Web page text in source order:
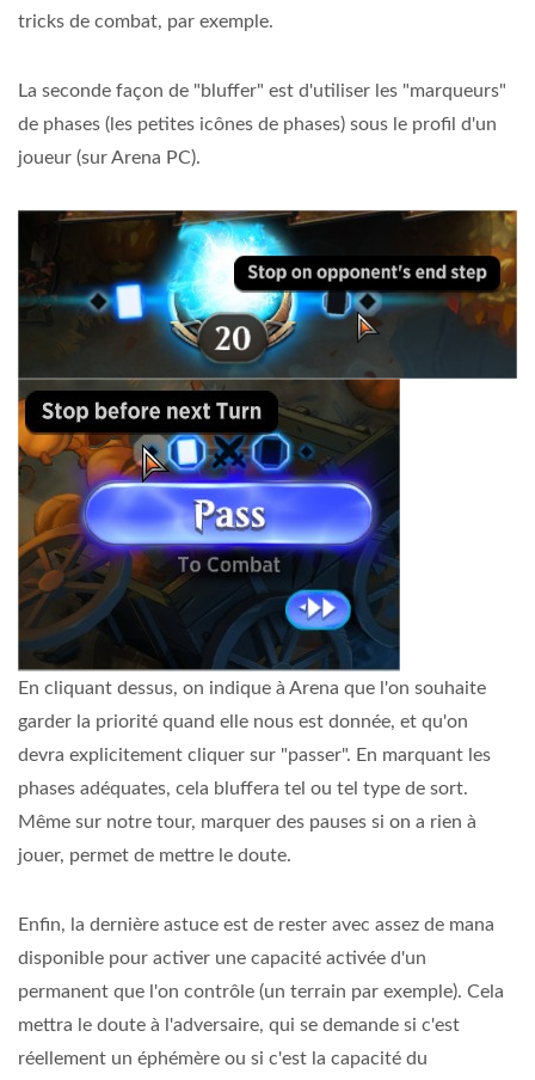
tricks de combat, par exemple.
La seconde façon de "bluffer" est d'utiliser les "marqueurs"
de phases (les petites icônes de phases) sous le profil d'un
joueur (sur Arena PC).
En cliquant dessus, on indique à Arena que l'on souhaite
garder la priorité quand elle nous est donnée, et qu'on
devra explicitement cliquer sur "passer". En marquant les
phases adéquates, cela bluffera tel ou tel type de sort.
Même sur notre tour, marquer des pauses si on a rien à
jouer, permet de mettre le doute.
Enfin, la dernière astuce est de rester avec assez de mana
disponible pour activer une capacité activée d'un
permanent que l'on contrôle (un terrain par exemple). Cela
mettra le doute à l'adversaire, qui se demande si c'est
réellement un éphémère ou si c'est la capacité du